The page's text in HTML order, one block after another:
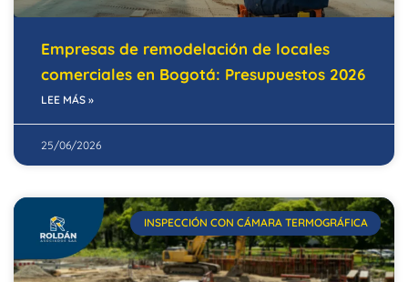
Empresas de remodelación de locales
comerciales en Bogotá: Presupuestos 2026
LEE MÁS »
25/06/2026
INSPECCIÓN CON CÁMARA TERMOGRÁFICA